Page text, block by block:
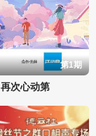
第1期
再次心动第